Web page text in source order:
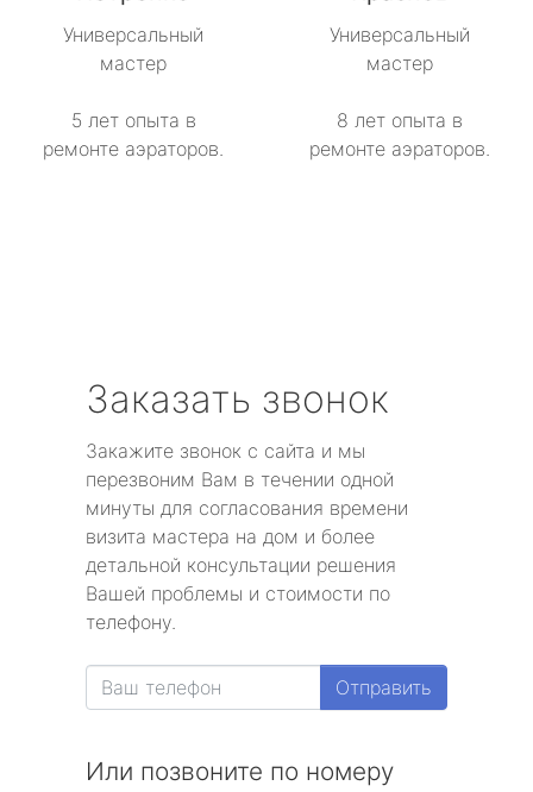
Универсальный
мастер
5 лет опыта в
ремонте аэраторов.
Универсальный
мастер
8 лет опыта в
ремонте аэраторов.
Заказать звонок
Закажите звонок с сайта и мы
перезвоним Вам в течении одной
минуты для согласования времени
визита мастера на дом и более
детальной консультации решения
Вашей проблемы и стоимости по
телефону.
Отправить
Или позвоните по номеру